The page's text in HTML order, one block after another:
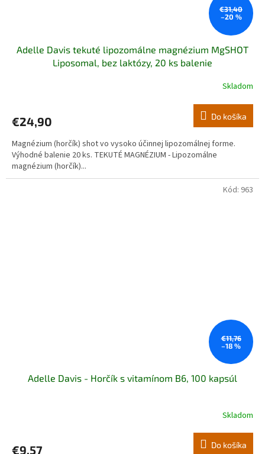
€31,40
–20 %
Adelle Davis tekuté lipozomálne magnézium MgSHOT
Liposomal, bez laktózy, 20 ks balenie
Skladom
€24,90 Do košíka
Magnézium (horčík) shot vo vysoko účinnej lipozomálnej forme.
Výhodné balenie 20 ks. TEKUTÉ MAGNÉZIUM - Lipozomálne
magnézium (horčík)...
€11,76
–18 %
Adelle Davis - Horčík s vitamínom B6, 100 kapsúl
Skladom
€9,57 Do košíka
Kód: 963